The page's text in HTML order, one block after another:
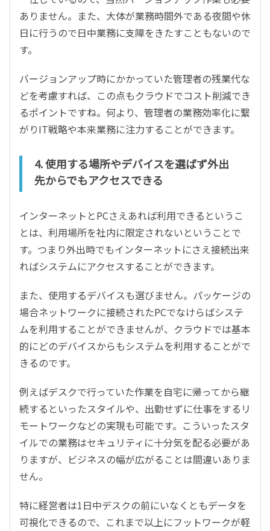
ありません。また、大体が業務時間外である夜間や休
日に行うので日中業務に支障をきたすこともないので
す。
バージョンアップ時にかかっていた管理者の残業代な
どを考慮すれば、この点もクラウドでコスト削減でき
るポイントですね。何より、管理者の業務効率化に繋
がりIT戦略や本来業務に注力することができます。
4. 使用する場所やデバイスを選ばず外出
先からでもアクセスできる
インターネットとPCさえあれば利用できるというこ
とは、利用場所を社内に限定されないということで
す。つまり外出時でもインターネットにさえ接続出来
ればシステムにアクセスすることができます。
また、使用するデバイスも選びません。パッケージの
場合ネットワークに接続されたPCでなけらばシステ
ムを利用することができませんが、クラウドでは基本
的にどのデバイスからもシステムを利用することがで
きるのです。
例えばデスクで行っていた作業を自宅に帰ってから継
続するといったスタイルや、出勤せずに仕事をするリ
モートワークなどの実現も可能です。こういったスタ
イルでの業務はセキュリティに十分気を配る必要があ
りますが、ビジネスの幅が広がることは間違いありま
せん。
特に経営者は1日中デスクの前にいなくともデータを
可視化できるので、これまで以上にフットワークが軽